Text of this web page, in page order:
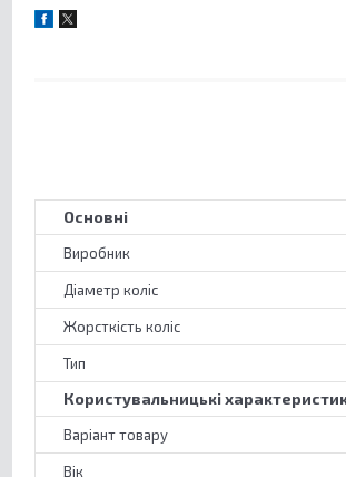
Основні
Виробник
Діаметр коліс
Жорсткість коліс
Тип
Користувальницькі
Варіант товару
Вік